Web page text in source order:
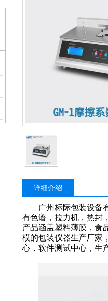
详细介绍
广州标际包装设备
有色谱，拉力机，热封
产品涵盖塑料薄膜，食
模的包装仪器生产厂家
心，软件测试中心，生